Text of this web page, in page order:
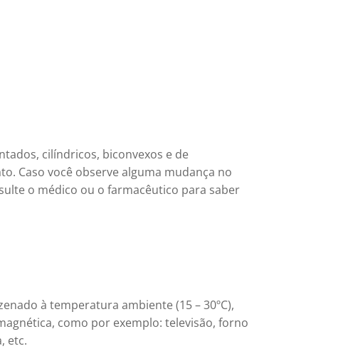
cilíndricos, biconvexos e de
Caso você observe alguma mudança no
o médico ou o farmacêutico para saber
à temperatura ambiente (15 – 30ºC),
como por exemplo: televisão, forno
etc.